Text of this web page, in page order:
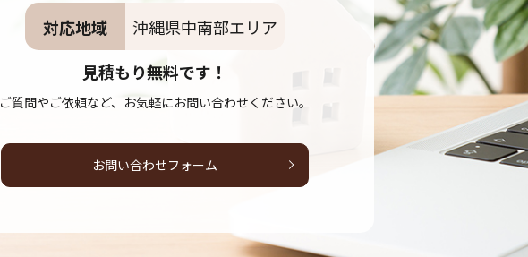
対応地域
沖縄県中南部エリア
見積もり無料です！
ご質問やご依頼など、お気軽にお問い合わせください。
お問い合わせフォーム